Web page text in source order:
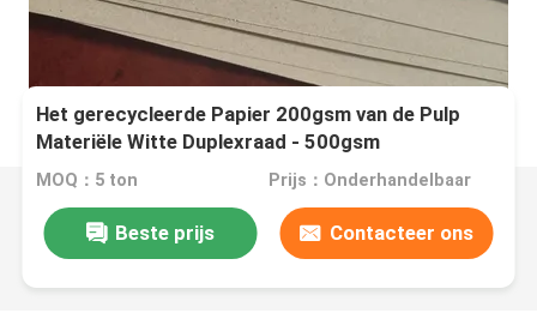
Het gerecycleerde Papier 200gsm van de Pulp
Materiële Witte Duplexraad - 500gsm
MOQ：5 ton Prijs：Onderhandelbaar
Beste prijs Contacteer ons